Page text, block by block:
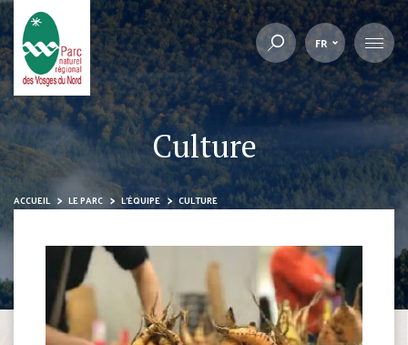
FR
Culture
ACCUEIL LE PARC L’ÉQUIPE CULTURE